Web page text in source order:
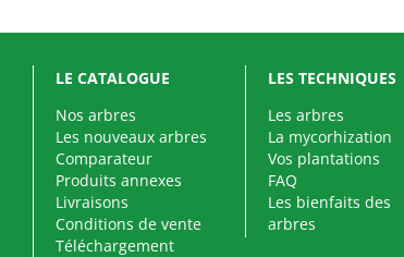
LE CATALOGUE
Nos arbres
Les nouveaux arbres
Comparateur
Produits annexes
Livraisons
Conditions de vente
Téléchargement
LES TECHNIQUES
Les arbres
La mycorhization
Vos plantations
FAQ
Les bienfaits des
arbres